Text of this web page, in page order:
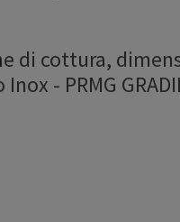
di cottura,
- PRMG